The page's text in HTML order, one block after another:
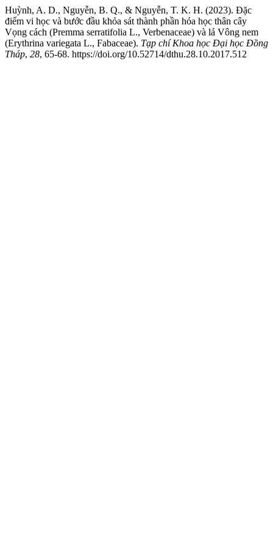
Huỳnh, A. D., Nguyễn, B. Q., & Nguyễn, T. K. H. (2023). Đặc
điểm vi học và bước đầu khỏa sát thành phần hóa học thân cây
Vọng cách (Premma serratifolia L., Verbenaceae) và lá Vông nem
(Erythrina variegata L., Fabaceae). Tạp chí Khoa học Đại học Đồng
Tháp, 28, 65-68. https://doi.org/10.52714/dthu.28.10.2017.512